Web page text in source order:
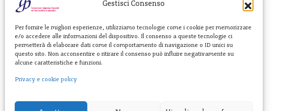
Gestisci Consenso
Per fornire le migliori esperienze, utilizziamo tecnologie come i cookie per memorizzare
e/o accedere alle informazioni del dispositivo. Il consenso a queste tecnologie ci
permetterà di elaborare dati come il comportamento di navigazione o ID unici su
questo sito. Non acconsentire o ritirare il consenso può influire negativamente su
alcune caratteristiche e funzioni.
Privacy e cookie policy
T. +39 02 781933
info@fondazionebassetti.org
p.i. 12520270153